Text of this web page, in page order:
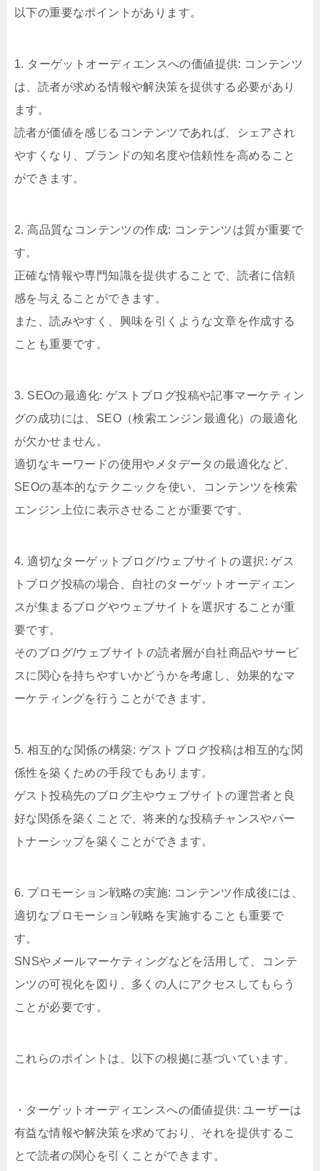
以下の重要なポイントがあります。
1. ターゲットオーディエンスへの価値提供: コンテンツ
は、読者が求める情報や解決策を提供する必要があり
ます。
読者が価値を感じるコンテンツであれば、シェアされ
やすくなり、ブランドの知名度や信頼性を高めること
ができます。
2. 高品質なコンテンツの作成: コンテンツは質が重要で
す。
正確な情報や専門知識を提供することで、読者に信頼
感を与えることができます。
また、読みやすく、興味を引くような文章を作成する
ことも重要です。
3. SEOの最適化: ゲストブログ投稿や記事マーケティン
グの成功には、SEO（検索エンジン最適化）の最適化
が欠かせません。
適切なキーワードの使用やメタデータの最適化など、
SEOの基本的なテクニックを使い、コンテンツを検索
エンジン上位に表示させることが重要です。
4. 適切なターゲットブログ/ウェブサイトの選択: ゲス
トブログ投稿の場合、自社のターゲットオーディエン
スが集まるブログやウェブサイトを選択することが重
要です。
そのブログ/ウェブサイトの読者層が自社商品やサービ
スに関心を持ちやすいかどうかを考慮し、効果的なマ
ーケティングを行うことができます。
5. 相互的な関係の構築: ゲストブログ投稿は相互的な関
係性を築くための手段でもあります。
ゲスト投稿先のブログ主やウェブサイトの運営者と良
好な関係を築くことで、将来的な投稿チャンスやパー
トナーシップを築くことができます。
6. プロモーション戦略の実施: コンテンツ作成後には、
適切なプロモーション戦略を実施することも重要で
す。
SNSやメールマーケティングなどを活用して、コンテ
ンツの可視化を図り、多くの人にアクセスしてもらう
ことが必要です。
これらのポイントは、以下の根拠に基づいています。
・ターゲットオーディエンスへの価値提供: ユーザーは
有益な情報や解決策を求めており、それを提供するこ
とで読者の関心を引くことができます。